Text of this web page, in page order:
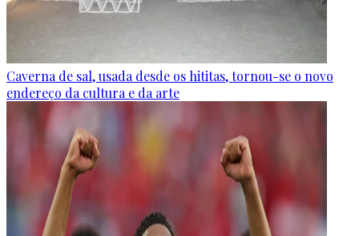
Caverna de sal, usada desde os hititas, tornou-se o novo
endereço da cultura e da arte